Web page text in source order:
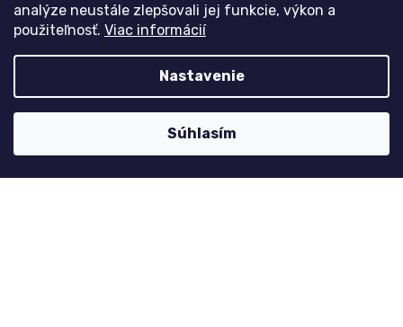
analýze neustále zlepšovali jej funkcie, výkon a
použiteľnosť. Viac informácií
Nastavenie
Súhlasím
+420 731 990 591
Facebook
Platební metody